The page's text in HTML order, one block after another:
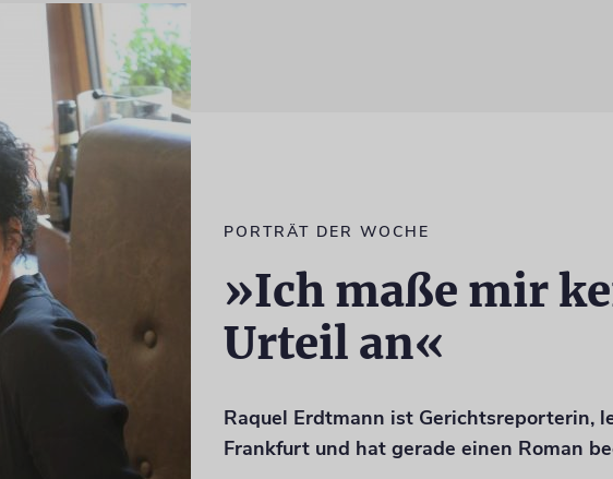
PORTRÄT DER WOCHE
»Ich maße mir
Urteil an«
Raquel Erdtmann ist Gerichtsreporterin,
Frankfurt und hat gerade einen Roman